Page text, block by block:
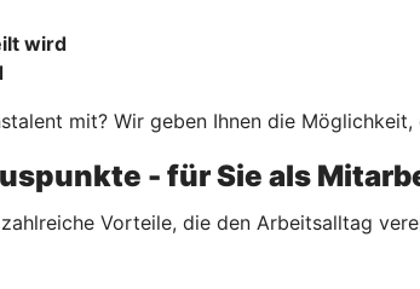
wird
mit? Wir geben Ihnen die
- für Sie als
Vorteile, die den Arbeitsalltag